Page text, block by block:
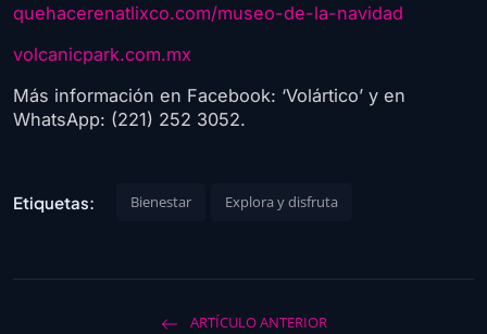
quehacerenatlixco.com/museo-de-la-navidad
volcanicpark.com.mx
Más información en Facebook: ‘Volártico’ y en
WhatsApp: (221) 252 3052.
Etiquetas: Bienestar Explora y disfruta
ARTÍCULO ANTERIOR